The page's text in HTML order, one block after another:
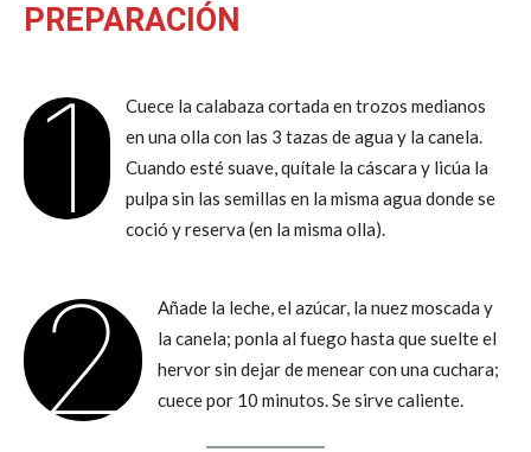
PREPARACIÓN
1
Cuece la calabaza cortada en trozos medianos
en una olla con las 3 tazas de agua y la canela.
Cuando esté suave, quítale la cáscara y licúa la
pulpa sin las semillas en la misma agua donde se
coció y reserva (en la misma olla).
2
Añade la leche, el azúcar, la nuez moscada y
la canela; ponla al fuego hasta que suelte el
hervor sin dejar de menear con una cuchara;
cuece por 10 minutos. Se sirve caliente.